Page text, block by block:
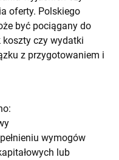
oferty. Polskiego
być pociągany do
czy wydatki
z przygotowaniem i
wymogów
lub